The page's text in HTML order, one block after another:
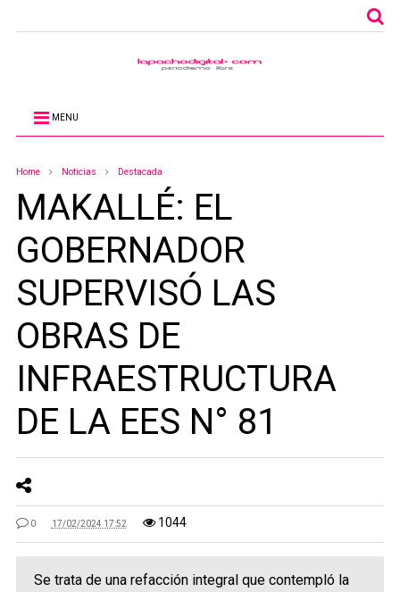
MENU
Home Noticias Destacada
MAKALLÉ: EL
GOBERNADOR
SUPERVISÓ LAS
OBRAS DE
INFRAESTRUCTURA
DE LA EES N° 81
0 17/02/2024 17:52 1044
Se trata de una refacción integral que contempló la